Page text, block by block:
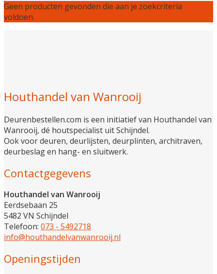
Geen producten gevonden die aan je zoekcriteria
voldoen.
Houthandel van Wanrooij
Deurenbestellen.com is een initiatief van Houthandel van
Wanrooij, dé houtspecialist uit Schijndel.
Ook voor deuren, deurlijsten, deurplinten, architraven,
deurbeslag en hang- en sluitwerk.
Contactgegevens
Houthandel van Wanrooij
Eerdsebaan 25
5482 VN Schijndel
Telefoon: 073 - 5492718
info@houthandelvanwanrooij.nl
Openingstijden